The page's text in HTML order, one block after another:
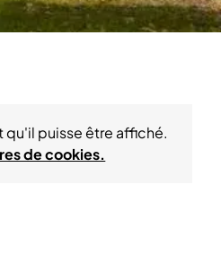
qu'il puisse être affiché.
de cookies.